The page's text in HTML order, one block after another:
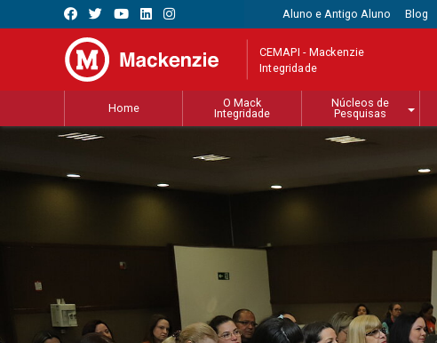
Aluno e Antigo Aluno Blog
CEMAPI - Mackenzie
Integridade
Home
O Mack
Integridade
Núcleos de
Pesquisas